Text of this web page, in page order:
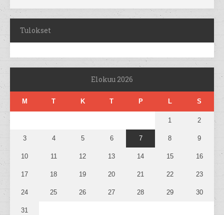
Tulokset
Elokuu 2026
M T K T P L S
1 2
3 4 5 6 7 8 9
10 11 12 13 14 15 16
17 18 19 20 21 22 23
24 25 26 27 28 29 30
31